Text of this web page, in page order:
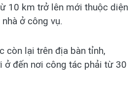
10 km trở lên mới thuộc diện
ở công vụ.
còn lại trên địa bàn tỉnh,
ở đến nơi công tác phải từ 30